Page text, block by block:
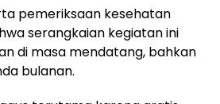
pemeriksaan kesehatan
serangkaian kegiatan ini
di masa mendatang, bahkan
bulanan.